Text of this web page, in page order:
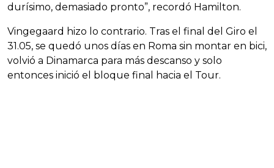
durísimo, demasiado pronto”, recordó Hamilton.
Vingegaard hizo lo contrario. Tras el final del Giro el
31.05, se quedó unos días en Roma sin montar en bici,
volvió a Dinamarca para más descanso y solo
entonces inició el bloque final hacia el Tour.